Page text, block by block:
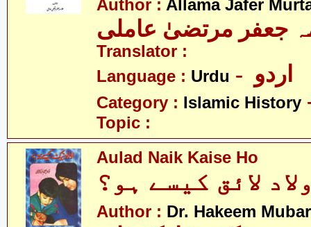
Author : Allama Jafer
Translator :
Language : Urdu
Category : Islamic History
Topic :
Aulad Naik Kaise Ho
لائق کیسے ہو؟
Author : Dr. Hakeem